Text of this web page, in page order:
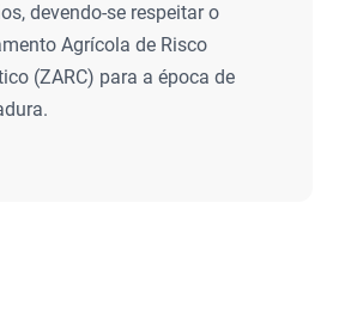
devendo-se respeitar o
Agrícola de Risco
(ZARC) para a época de